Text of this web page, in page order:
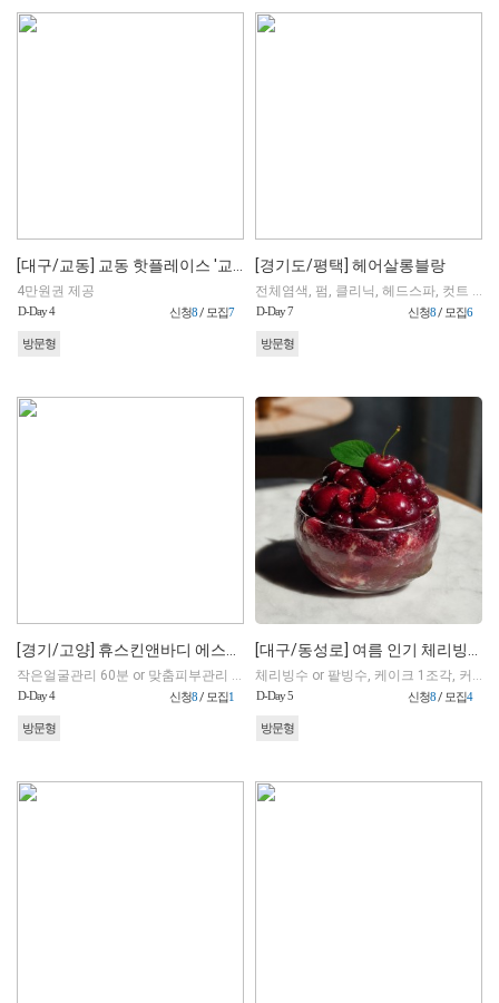
4만원권 제공
D-Day 4 신청8/ 모집7
방문형
[경기도/평택] 헤어살롱블랑
전체염색, 펌, 클리닉, 헤드스파, 컷트 중 택 1
D-Day 7 신청8/ 모집6
방문형
작은얼굴관리 60분 or 맞춤피부관리 60분 中 택1
D-Day 4 신청8/ 모집1
방문형
체리빙수 or 팥빙수, 케이크 1조각, 커피 or 홍차 페어링 총 3가지 메뉴 제공
D-Day 5 신청8/ 모집4
방문형